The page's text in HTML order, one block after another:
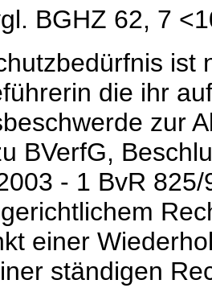
BGHZ 62, 7
ist
die ihr
zur
BVerfG,
- 1 BvR
einer
ständigen